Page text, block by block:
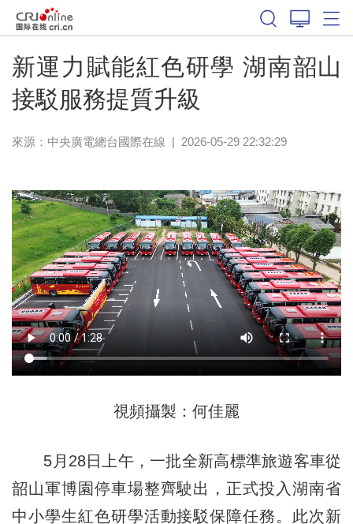
新運力賦能紅色研學 湖南韶山
接駁服務提質升級
來源：中央廣電總台國際在線 | 2026-05-29 22:32:29
視頻攝製：何佳麗
5月28日上午，一批全新高標準旅遊客車從
韶山軍博園停車場整齊駛出，正式投入湖南省
中小學生紅色研學活動接駁保障任務。此次新